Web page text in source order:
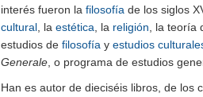
interés fueron la filosofía de los siglos
cultural, la estética, la religión, la teoría
estudios de filosofía y estudios
Generale, o programa de estudios
Han es autor de dieciséis libros, de los